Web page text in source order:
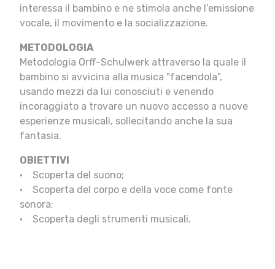
interessa il bambino e ne stimola anche l’emissione
vocale, il movimento e la socializzazione.
METODOLOGIA
Metodologia Orff-Schulwerk attraverso la quale il
bambino si avvicina alla musica "facendola",
usando mezzi da lui conosciuti e venendo
incoraggiato a trovare un nuovo accesso a nuove
esperienze musicali, sollecitando anche la sua
fantasia.
OBIETTIVI
• Scoperta del suono;
• Scoperta del corpo e della voce come fonte
sonora;
• Scoperta degli strumenti musicali.